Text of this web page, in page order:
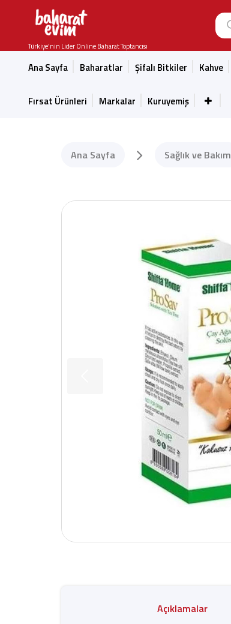
Türkiye'nin Lider Online Baharat Toptancısı
Ana Sayfa Baharatlar Şifalı Bitkiler Kahve
Fırsat Ürünleri Markalar Kuruyemiş
Ana Sayfa Sağlık ve Bakım
Açıklamalar